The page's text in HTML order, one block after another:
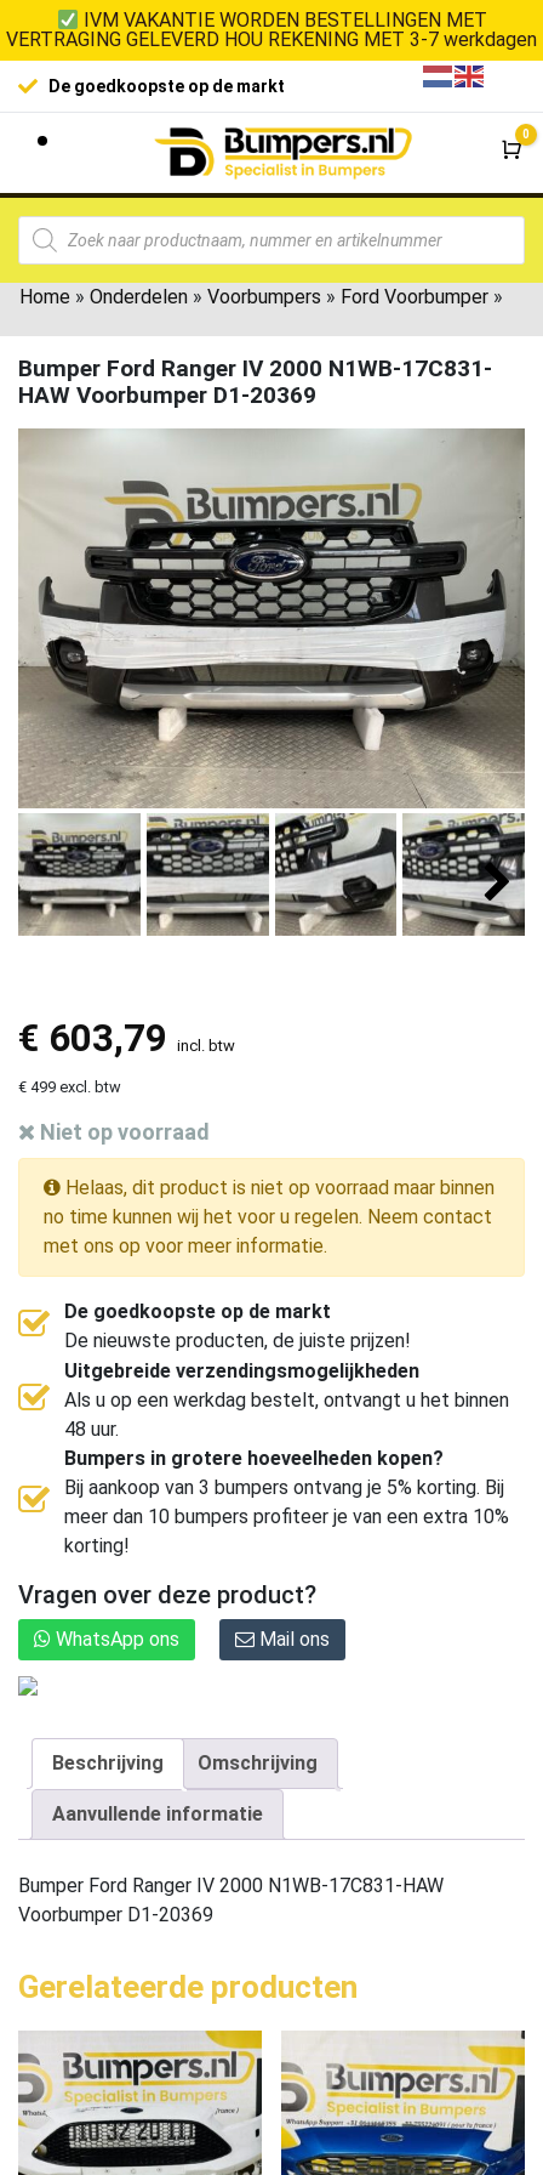
IVM VAKANTIE WORDEN BESTELLINGEN MET
VERTRAGING GELEVERD HOU REKENING MET 3-7 werkdagen
De goedkoopste op de markt
0
Home » Onderdelen » Voorbumpers » Ford Voorbumper »
Bumper Ford Ranger IV 2000 N1WB-17C831-
HAW Voorbumper D1-20369
€ 603,79 incl. btw
€ 499 excl. btw
Niet op voorraad
Helaas, dit product is niet op voorraad maar binnen
no time kunnen wij het voor u regelen. Neem contact
met ons op voor meer informatie.
De goedkoopste op de markt
De nieuwste producten, de juiste prijzen!
Uitgebreide verzendingsmogelijkheden
Als u op een werkdag bestelt, ontvangt u het binnen
48 uur.
Bumpers in grotere hoeveelheden kopen?
Bij aankoop van 3 bumpers ontvang je 5% korting. Bij
meer dan 10 bumpers profiteer je van een extra 10%
korting!
Vragen over deze product?
WhatsApp ons Mail ons
Beschrijving Omschrijving
Aanvullende informatie
Bumper Ford Ranger IV 2000 N1WB-17C831-HAW
Voorbumper D1-20369
Gerelateerde producten